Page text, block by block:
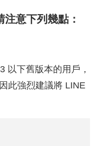
意下列幾點：
以下舊版本的用戶，
此強烈建議將 LINE